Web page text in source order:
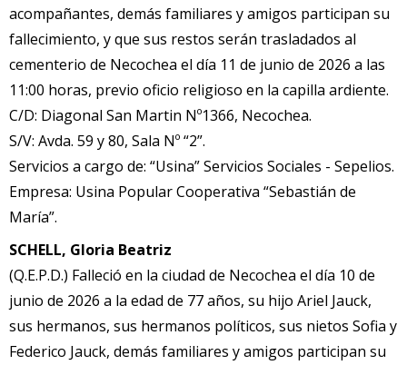
acompañantes, demás familiares y amigos participan su
fallecimiento, y que sus restos serán trasladados al
cementerio de Necochea el día 11 de junio de 2026 a las
11:00 horas, previo oficio religioso en la capilla ardiente.
C/D: Diagonal San Martin Nº1366, Necochea.
S/V: Avda. 59 y 80, Sala Nº “2”.
Servicios a cargo de: “Usina” Servicios Sociales - Sepelios.
Empresa: Usina Popular Cooperativa “Sebastián de
María”.
SCHELL, Gloria Beatriz
(Q.E.P.D.) Falleció en la ciudad de Necochea el día 10 de
junio de 2026 a la edad de 77 años, su hijo Ariel Jauck,
sus hermanos, sus hermanos políticos, sus nietos Sofia y
Federico Jauck, demás familiares y amigos participan su